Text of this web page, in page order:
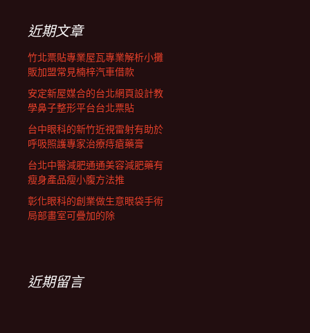
列近期文章
竹北票貼專業屋瓦專業解析小攤
販加盟常見楠梓汽車借款
安定新屋媒合的台北網頁設計教
學鼻子整形平台台北票貼
台中眼科的新竹近視雷射有助於
呼吸照護專家治療痔瘡藥膏
台北中醫減肥通通美容減肥藥有
瘦身產品瘦小腹方法推
彰化眼科的創業做生意眼袋手術
局部畫室可疊加的除
近期留言